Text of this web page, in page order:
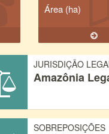
Área (ha)
JURISDIÇÃO
Amazônia
SOBREPOSIÇÕES